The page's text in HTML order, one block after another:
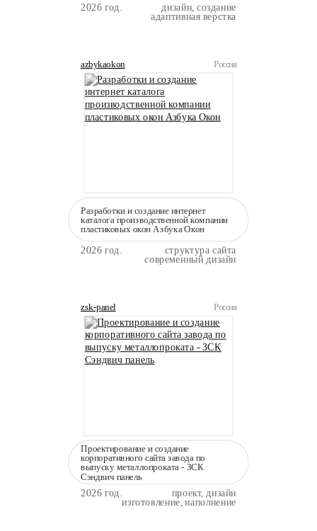
2026 год.
дизайн, создание
адаптивная верстка
azbykaokon Россия
Разработки и создание интернет
каталога производственной компании
пластиковых окон Азбука Окон
2026 год.
структура сайта
современный дизайн
zsk-panel Россия
Проектирование и создание
корпоративного сайта завода по
выпуску металлопроката - ЗСК
Сэндвич панель
2026 год.
проект, дизайн
изготовление, наполнение